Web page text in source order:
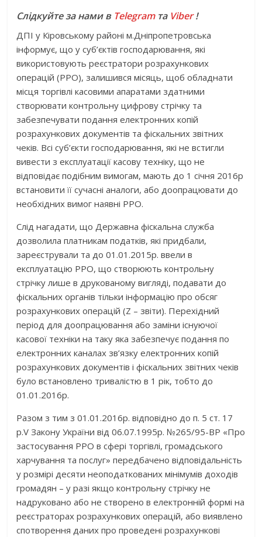
Слідкуйте за нами в Telegramта Viber!
ДПІ у Кіровському районі м.Дніпропетровська
інформує, що у суб’єктів господарювання, які
використовують реєстратори розрахункових
операцій (РРО), залишився місяць, щоб обладнати
місця торгівлі касовими апаратами здатними
створювати контрольну цифрову стрічку та
забезпечувати подання електронних копій
розрахункових документів та фіскальних звітних
чеків. Всі суб’єкти господарювання, які не встигли
вивести з експлуатації касову техніку, що не
відповідає подібним вимогам, мають до 1 січня 2016р
встановити її сучасні аналоги, або доопрацювати до
необхідних вимог наявні РРО.
Слід нагадати, що Державна фіскальна служба
дозволила платникам податків, які придбали,
зареєстрували та до 01.01.2015р. ввели в
експлуатацію РРО, що створюють контрольну
стрічку лише в друкованому вигляді, подавати до
фіскальних органів тільки інформацію про обсяг
розрахункових операцій (Z – звіти). Перехідний
період для доопрацювання або заміни існуючої
касової техніки на таку яка забезпечує подання по
електронних каналах зв’язку електронних копій
розрахункових документів і фіскальних звітних чеків
було встановлено тривалістю в 1 рік, тобто до
01.01.2016р.
Разом з тим з 01.01.2016р. відповідно до п. 5 ст. 17
р.V Закону України від 06.07.1995р. №265/95-ВР «Про
застосування РРО в сфері торгівлі, громадського
харчування та послуг» передбачено відповідальність
у розмірі десяти неоподаткованих мінімумів доходів
громадян – у разі якщо контрольну стрічку не
надруковано або не створено в електронній формі на
реєстраторах розрахункових операцій, або виявлено
спотворення даних про проведені розрахункові